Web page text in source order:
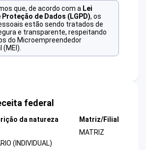
que, de acordo com a Lei
Proteção de Dados (LGPD), os
estão sendo tratados de
e transparente, respeitando
do Microempreendedor
(MEI).
federal
da natureza
(INDIVIDUAL)
Matriz/Filial
MATRIZ